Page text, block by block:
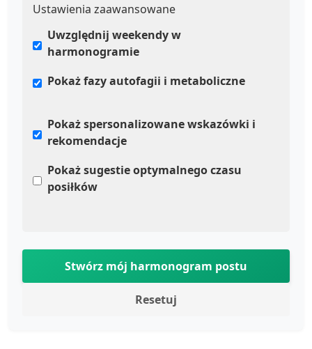
Ustawienia zaawansowane
Uwzględnij weekendy w
harmonogramie
Pokaż fazy autofagii i metaboliczne
Pokaż spersonalizowane wskazówki i
rekomendacje
Pokaż sugestie optymalnego czasu
posiłków
Stwórz mój harmonogram postu
Resetuj